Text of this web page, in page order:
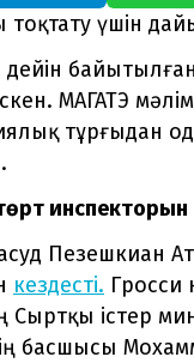
үшін
МАГАТЭ
тұрғыдан
инспекторын
Пезешкиан
кездесті. Гросси
істер
басшысы